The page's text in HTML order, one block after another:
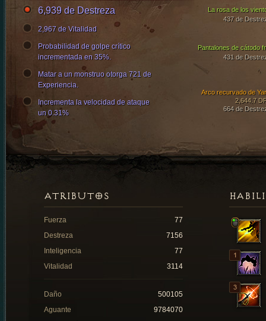
Pantalones de cátodo
431 de
Arco recurvado de
2,644.7
664 de
La rosa de los
437 de
6,939 de Destreza
2,967 de Vitalidad
Probabilidad de golpe crítico
incrementada en 35%.
Matar a un monstruo otorga 721 de
Experiencia.
Incrementa la velocidad de ataque
un 0.31%
ATRIBUTOS
Fuerza
77
Destreza
7156
Inteligencia
77
Vitalidad
3114
Daño
500105
Aguante
9784070